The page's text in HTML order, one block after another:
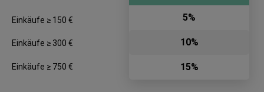
Einkäufe ≥ 150 €
Einkäufe ≥ 300 €
Einkäufe ≥ 750 €
5%
10%
15%